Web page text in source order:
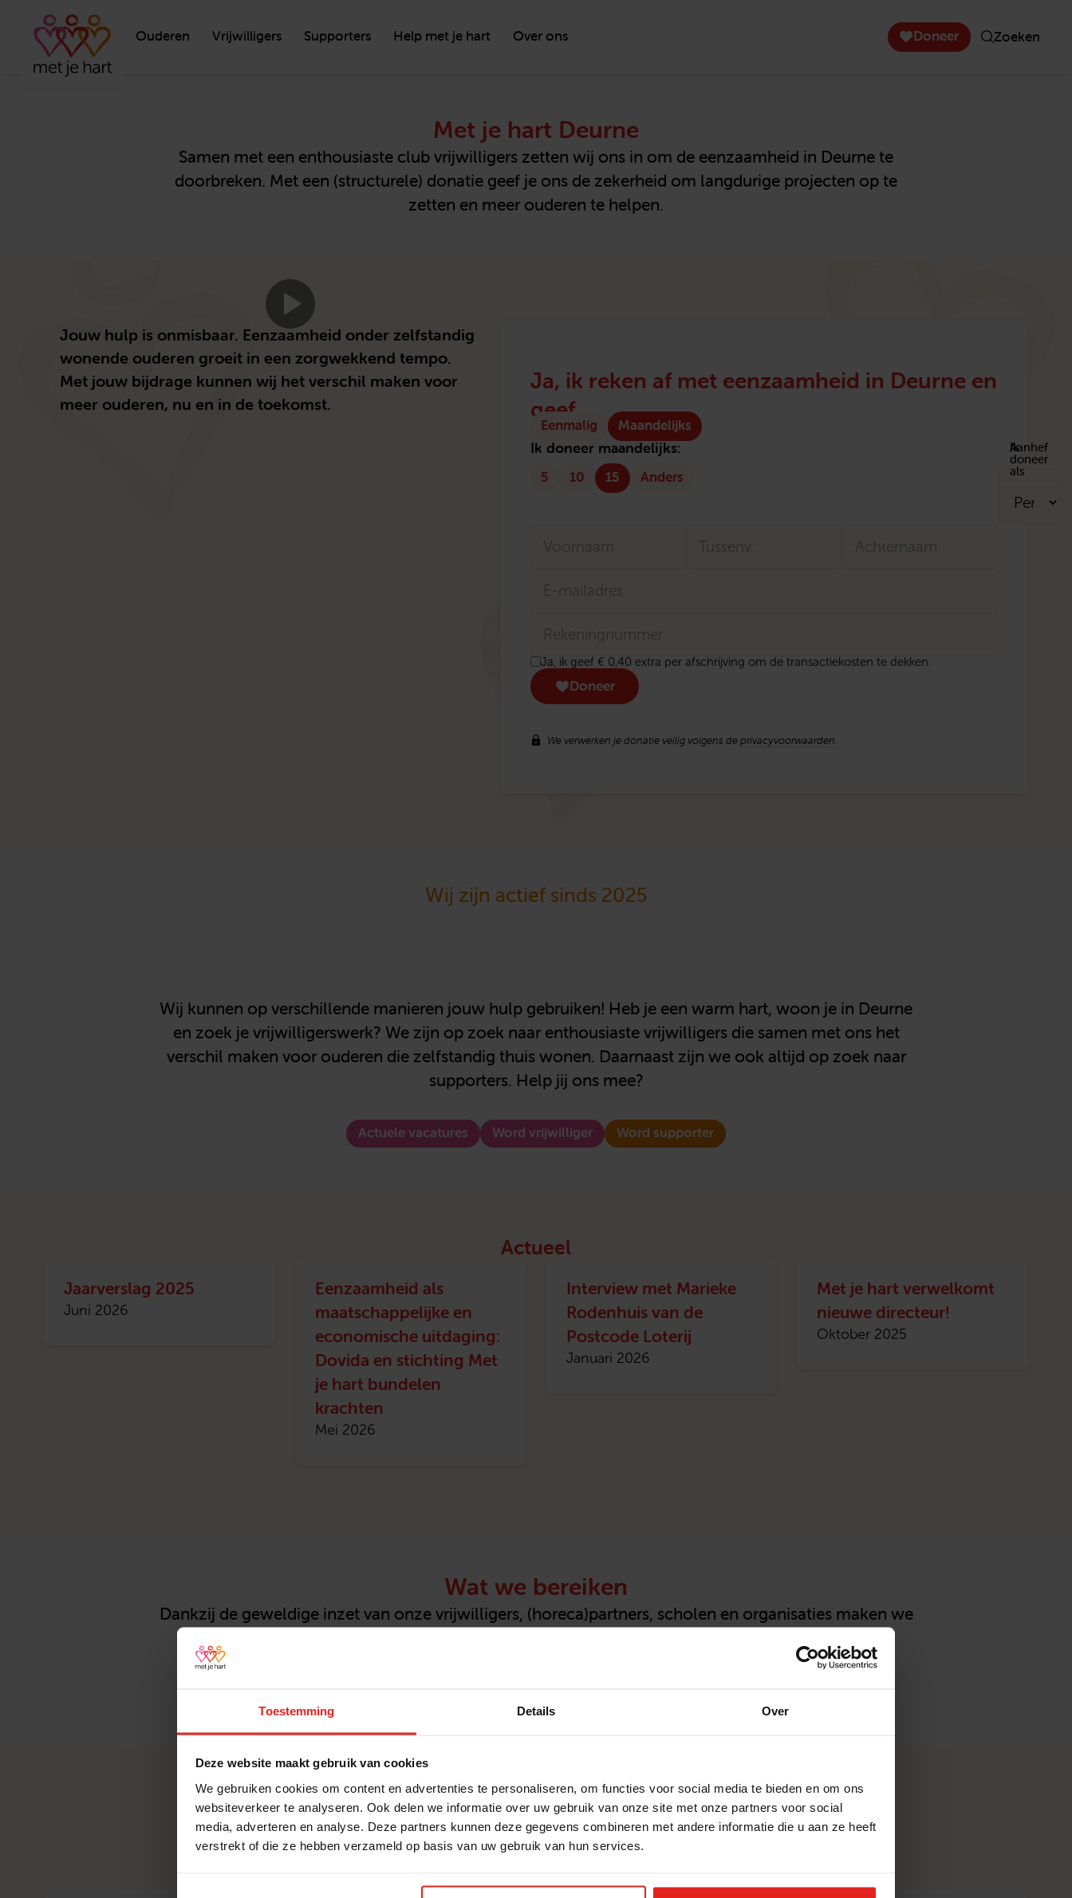
Toestemming Details Over
Deze website maakt gebruik van cookies
We gebruiken cookies om content en advertenties te personaliseren, om functies voor social media te bieden en om ons
websiteverkeer te analyseren. Ook delen we informatie over uw gebruik van onze site met onze partners voor social
media, adverteren en analyse. Deze partners kunnen deze gegevens combineren met andere informatie die u aan ze heeft
verstrekt of die ze hebben verzameld op basis van uw gebruik van hun services.
Ouderen Vrijwilligers Supporters Help met je hart Over ons Doneer Zoeken
Met je hart Deurne
Samen met een enthousiaste club vrijwilligers zetten wij ons in om de eenzaamheid in Deurne te
doorbreken. Met een (structurele) donatie geef je ons de zekerheid om langdurige projecten op te
zetten en meer ouderen te helpen.
Ja, ik reken af met eenzaamheid in Deurne en
geef
Type
donatie
Eenmalig Maandelijks
Ik doneer maandelijks:
5 10 15 Anders
Aanhef
Ik
doneer
als
mailadres
Donatie
transactiekosten
eenmalig
Ja, ik geef € 0,40 extra per afschrijving om de transactiekosten te dekken.
Doneer
We verwerken je donatie veilig volgens deprivacyvoorwaarden.
Jouw hulp is onmisbaar. Eenzaamheid onder zelfstandig
wonende ouderen groeit in een zorgwekkend tempo.
Met jouw bijdrage kunnen wij het verschil maken voor
meer ouderen, nu en in de toekomst.
Wij zijn actief sinds 2025
Wij kunnen op verschillende manieren jouw hulp gebruiken! Heb je een warm hart, woon je in Deurne
en zoek je vrijwilligerswerk? We zijn op zoek naar enthousiaste vrijwilligers die samen met ons het
verschil maken voor ouderen die zelfstandig thuis wonen. Daarnaast zijn we ook altijd op zoek naar
supporters. Help jij ons mee?
Actuele vacatures Word vrijwilliger Word supporter
Actueel
Jaarverslag 2025
Juni 2026
Eenzaamheid als
maatschappelijke en
economische uitdaging:
Dovida en stichting Met
je hart bundelen
krachten
Mei 2026
Interview met Marieke
Rodenhuis van de
Postcode Loterij
Januari 2026
Met je hart verwelkomt
nieuwe directeur!
Oktober 2025
Wat we bereiken
Dankzij de geweldige inzet van onze vrijwilligers, (horeca)partners, scholen en organisaties maken we
Kernteam
Dit zijn de kernteamvrijwilligers van Met je hart Deurne.